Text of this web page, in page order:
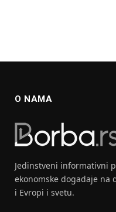
O NAMA
Jedinstveni informativni
ekonomske dogadaje na
i Evropi i svetu.